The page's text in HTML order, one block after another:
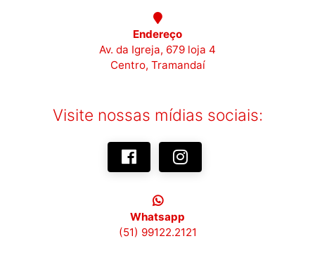
Endereço
Av. da Igreja, 679 loja 4
Centro, Tramandaí
Visite nossas mídias sociais:
Whatsapp
(51) 99122.2121